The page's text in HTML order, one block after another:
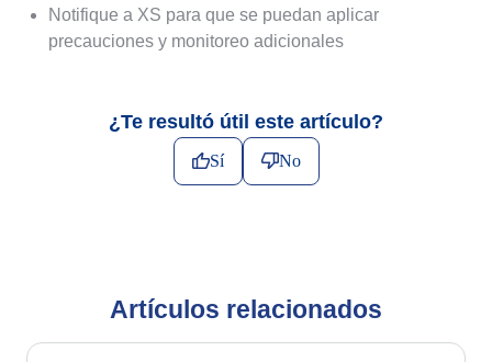
Notifique a XS para que se puedan aplicar
precauciones y monitoreo adicionales
¿Te resultó útil este artículo?
Sí No
Artículos relacionados